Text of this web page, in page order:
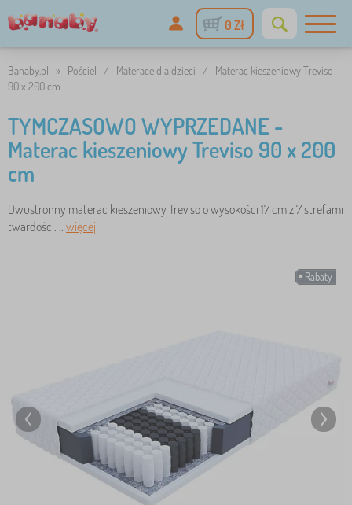
0 Zł
Banaby.pl » Pościel / Materace dla dzieci /
Materac kieszeniowy Treviso
90 x 200 cm
TYMCZASOWO WYPRZEDANE -
Materac kieszeniowy Treviso 90 x 200
cm
Dwustronny materac kieszeniowy Treviso o wysokości 17 cm z 7 strefami
twardości. .. więcej
Rabaty